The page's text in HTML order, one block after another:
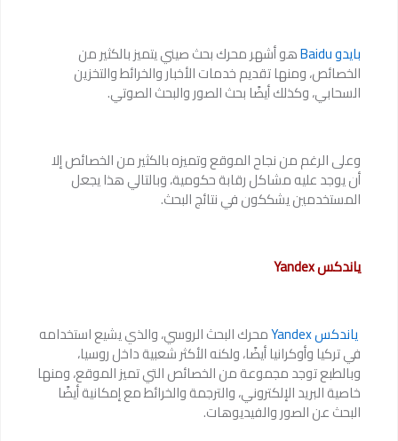
بايدو Baidu هو أشهر محرك بحث صيني يتميز بالكثير من
الخصائص، ومنها تقديم خدمات الأخبار والخرائط والتخزين
السحابي، وكذلك أيضًا بحث الصور والبحث الصوتي.
وعلى الرغم من نجاح الموقع وتميزه بالكثير من الخصائص إلا
أن يوجد عليه مشاكل رقابة حكومية، وبالتالي هذا يجعل
المستخدمين يشككون في نتائج البحث.
ياندكس Yandex
ياندكس Yandex محرك البحث الروسي، والذي يشيع استخدامه
في تركيا وأوكرانيا أيضًا، ولكنه الأكثر شعبية داخل روسيا،
وبالطبع توجد مجموعة من الخصائص التي تميز الموقع، ومنها
خاصية البريد الإلكتروني، والترجمة والخرائط مع إمكانية أيضًا
البحث عن الصور والفيديوهات.